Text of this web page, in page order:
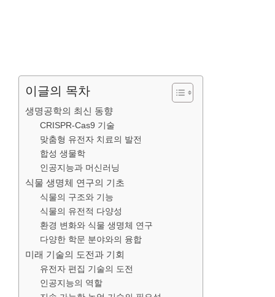
이글의 목차
생명공학의 최신 동향
CRISPR-Cas9 기술
맞춤형 유전자 치료의 발전
합성 생물학
인공지능과 머신러닝
식물 생명체 연구의 기초
식물의 구조와 기능
식물의 유전적 다양성
환경 변화와 식물 생명체 연구
다양한 학문 분야와의 융합
미래 기술의 도전과 기회
유전자 편집 기술의 도전
인공지능의 역할